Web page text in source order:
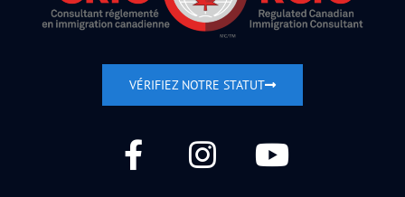
VÉRIFIEZ NOTRE STATUT